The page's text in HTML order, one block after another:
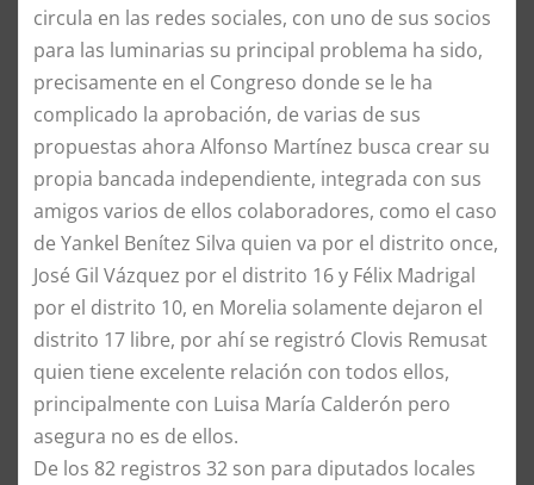
circula en las redes sociales, con uno de sus socios
para las luminarias su principal problema ha sido,
precisamente en el Congreso donde se le ha
complicado la aprobación, de varias de sus
propuestas ahora Alfonso Martínez busca crear su
propia bancada independiente, integrada con sus
amigos varios de ellos colaboradores, como el caso
de Yankel Benítez Silva quien va por el distrito once,
José Gil Vázquez por el distrito 16 y Félix Madrigal
por el distrito 10, en Morelia solamente dejaron el
distrito 17 libre, por ahí se registró Clovis Remusat
quien tiene excelente relación con todos ellos,
principalmente con Luisa María Calderón pero
asegura no es de ellos.
​De los 82 registros 32 son para diputados locales